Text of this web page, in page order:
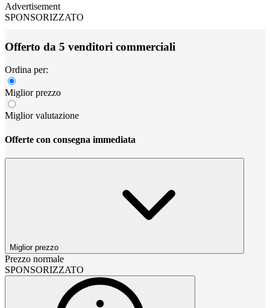
Advertisement
SPONSORIZZATO
Offerto da 5 venditori commerciali
Ordina per:
Miglior prezzo
Miglior valutazione
Offerte con consegna immediata
Miglior prezzo
Prezzo normale
SPONSORIZZATO